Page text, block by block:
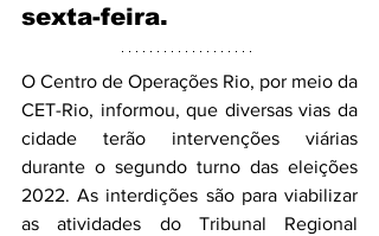
sexta-feira.
O Centro de Operações Rio, por meio da
CET-Rio, informou, que diversas vias da
cidade terão intervenções viárias
durante o segundo turno das eleições
2022. As interdições são para viabilizar
as atividades do Tribunal Regional